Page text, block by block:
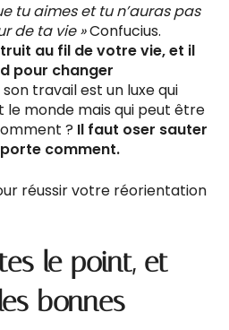
tu aimes et tu n’auras pas
de ta vie »Confucius.
au fil de votre vie, et il
pour changer
son travail est un luxe qui
le monde mais qui peut être
? Il faut oser sauter
comment.
réussir votre réorientation
le point, et
bonnes